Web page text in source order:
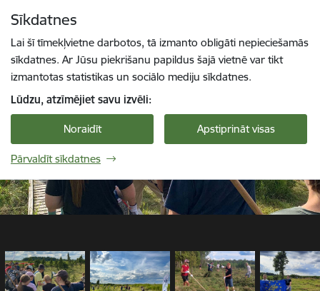
Sīkdatnes
Lai šī tīmekļvietne darbotos, tā izmanto obligāti nepieciešamās
sīkdatnes. Ar Jūsu piekrišanu papildus šajā vietnē var tikt
izmantotas statistikas un sociālo mediju sīkdatnes.
Lūdzu, atzīmējiet savu izvēli:
Noraidīt Apstiprināt visas
Pārvaldīt sīkdatnes
1 / 4